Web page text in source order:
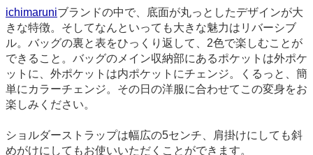
ichimaruniブランドの中で、底面が丸っとしたデザインが大
きな特徴。そしてなんといっても大きな魅力はリバーシブ
ル。バッグの裏と表をひっくり返して、2色で楽しむことが
できること。バッグのメイン収納部にあるポケットは外ポケ
ットに、外ポケットは内ポケットにチェンジ。くるっと、簡
単にカラーチェンジ。その日の洋服に合わせてこの変身をお
楽しみください。
ショルダーストラップは幅広の5センチ、肩掛けにしても斜
めがけにしてもお使いいただくことができます。